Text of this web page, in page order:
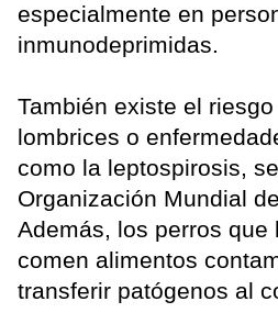
especialmente en
inmunodeprimidas.
También existe el
lombrices o
como la leptospirosis,
Organización Mundial
Además, los perros que
comen alimentos
transferir patógenos al